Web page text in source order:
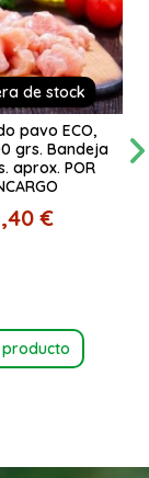
de stock
pavo ECO,
grs. Bandeja
aprox. POR
€